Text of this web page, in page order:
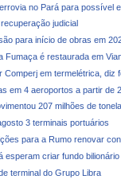
no Pará para possível
judicial
para início de obras em
Fumaça é restaurada em
Comperj em termelétrica, diz
em 4 aeroportos a partir de
207 milhões de
3 terminais portuários
para a Rumo renovar
esperam criar fundo bilionário
terminal do Grupo Libra